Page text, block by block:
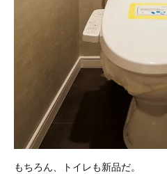
もちろん、トイレも新品だ。